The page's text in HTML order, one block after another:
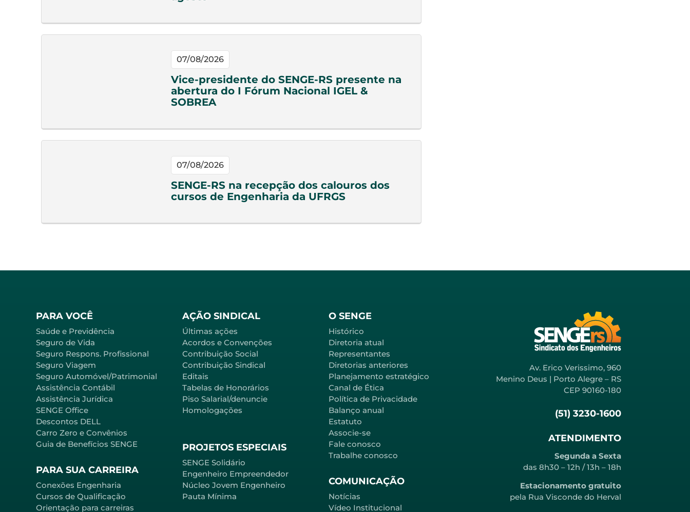
07/08/2026
Vice-presidente do SENGE-RS presente na
abertura do I Fórum Nacional IGEL &
SOBREA
07/08/2026
SENGE-RS na recepção dos calouros dos
cursos de Engenharia da UFRGS
PARA VOCÊ
Saúde e Previdência
Seguro de Vida
Seguro Respons. Profissional
Seguro Viagem
Seguro Automóvel/Patrimonial
Assistência Contábil
Assistência Jurídica
SENGE Office
Descontos DELL
Carro Zero e Convênios
Guia de Benefícios SENGE
PARA SUA CARREIRA
Conexões Engenharia
Cursos de Qualificação
Orientação para carreiras
AÇÃO SINDICAL
Últimas ações
Acordos e Convenções
Contribuição Social
Contribuição Sindical
Editais
Tabelas de Honorários
Piso Salarial/denuncie
Homologações
PROJETOS ESPECIAIS
SENGE Solidário
Engenheiro Empreendedor
Núcleo Jovem Engenheiro
Pauta Mínima
O SENGE
Histórico
Diretoria atual
Representantes
Diretorias anteriores
Planejamento estratégico
Canal de Ética
Política de Privacidade
Balanço anual
Estatuto
Associe-se
Fale conosco
Trabalhe conosco
COMUNICAÇÃO
Notícias
Vídeo Institucional
Av. Erico Verissimo, 960
Menino Deus | Porto Alegre – RS
CEP 90160-180
(51) 3230-1600
ATENDIMENTO
Segunda a Sexta
das 8h30 – 12h / 13h – 18h
Estacionamento gratuito
pela Rua Visconde do Herval